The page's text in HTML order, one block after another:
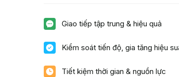
Giao tiếp tập trung & hiệu quả
Kiểm soát tiến độ, gia tăng hiệu
Tiết kiệm thời gian & nguồn lực